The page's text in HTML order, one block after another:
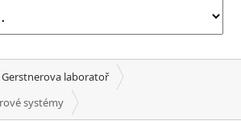
Gerstnerova laboratoř
systémy